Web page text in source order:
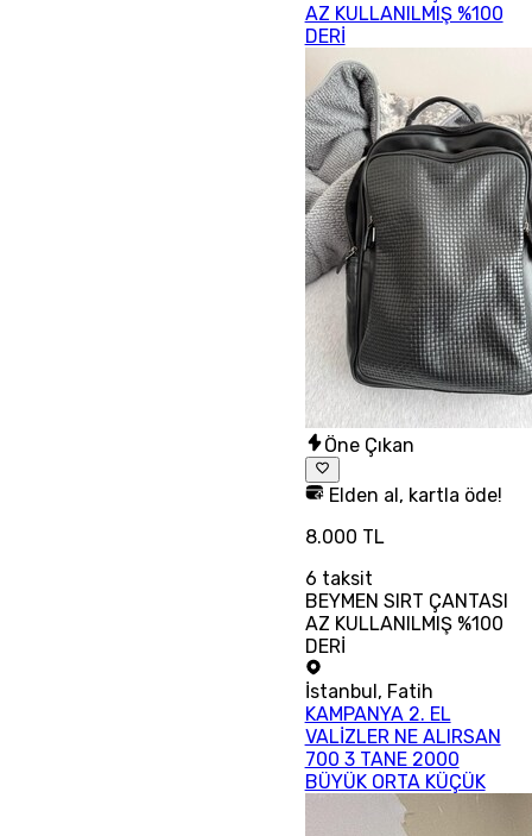
AZ KULLANILMIŞ %100
DERİ
Öne Çıkan
Elden al, kartla öde!
8.000 TL
6 taksit
BEYMEN SIRT ÇANTASI
AZ KULLANILMIŞ %100
DERİ
İstanbul, Fatih
KAMPANYA 2. EL
VALİZLER NE ALIRSAN
700 3 TANE 2000
BÜYÜK ORTA KÜÇÜK